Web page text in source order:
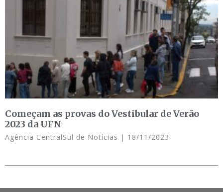
Começam as provas do Vestibular de Verão
2023 da UFN
Agência CentralSul de Notícias 18/11/2023